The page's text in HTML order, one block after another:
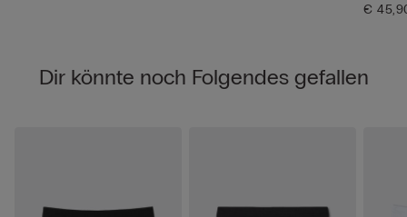
filo...
€
Dir könnte noch Folgendes gefallen